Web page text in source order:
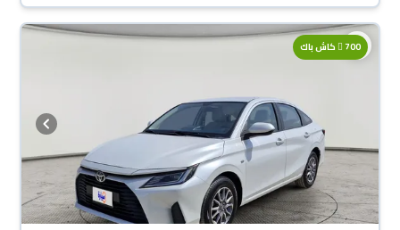
700 كاش باك